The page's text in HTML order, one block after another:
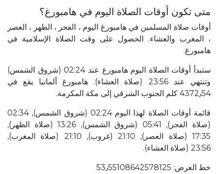
متى تكون أوقات الصلاة اليوم في هامبورغ؟
أوقات صلاة المسلمين في هامبورغ اليوم ، الفجر ، الظهر ، العصر
، المغرب والعشاء. الحصول على وقت الصلاة الإسلامية في
هامبورغ.
ستبدأ أوقات الصلاة اليوم هامبورغ عند 02:24 (شروق الشمس)
وتنتهي عند 23:56 (صلاة العشاء). هامبورغ ألمانيا يقع في
4372٫54 كلم الجنوب الشرقي إلى مكة المكرمة.
قائمة أوقات الصلاة لهذا اليوم 02:24 (شروق الشمس), 02:34
(صلاة الفجر), 05:41 (شروق الشمس), 13:26 (صلاة الظهر),
17:35 (صلاة العصر), 21:10 (غروب), 21:10 (صلاة المغرب),
23:56 (صلاة العشاء).
خط العرض: 53٫55108642578125